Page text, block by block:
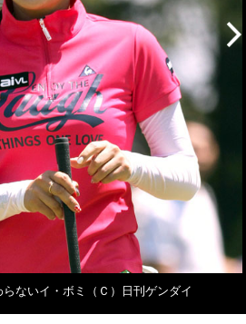
ないイ・ボミ（Ｃ）日刊ゲンダイ